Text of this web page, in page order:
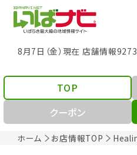
8月7日（金）現在 店舗情報
ホーム お店情報TOP
TOP
クーポン